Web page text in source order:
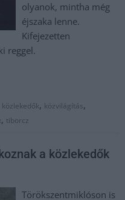
olyanok, mintha még
éjszaka lenne.
Kifejezetten
reggel.
közlekedők, közvilágítás,
, tiborcz
a közlekedők
Törökszentmiklóson is